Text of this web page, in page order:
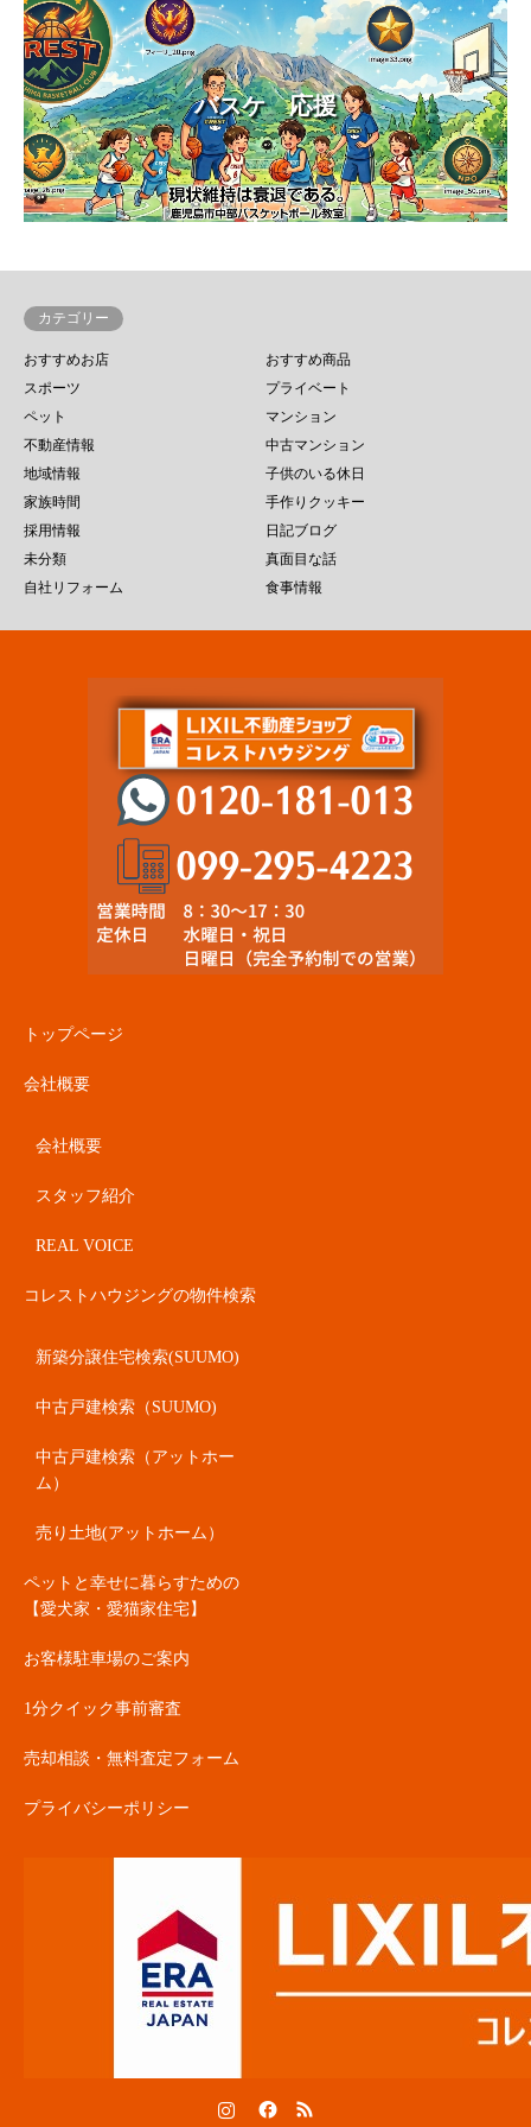
バスケ 応援
カテゴリー
おすすめお店
おすすめ商品
スポーツ
プライベート
ペット
マンション
不動産情報
中古マンション
地域情報
子供のいる休日
家族時間
手作りクッキー
採用情報
日記ブログ
未分類
真面目な話
自社リフォーム
食事情報
トップページ
会社概要
会社概要
スタッフ紹介
REAL VOICE
コレストハウジングの物件検索
新築分譲住宅検索(SUUMO)
中古戸建検索（SUUMO)
中古戸建検索（アットホー
ム）
売り土地(アットホーム）
ペットと幸せに暮らすための
【愛犬家・愛猫家住宅】
お客様駐車場のご案内
1分クイック事前審査
売却相談・無料査定フォーム
プライバシーポリシー